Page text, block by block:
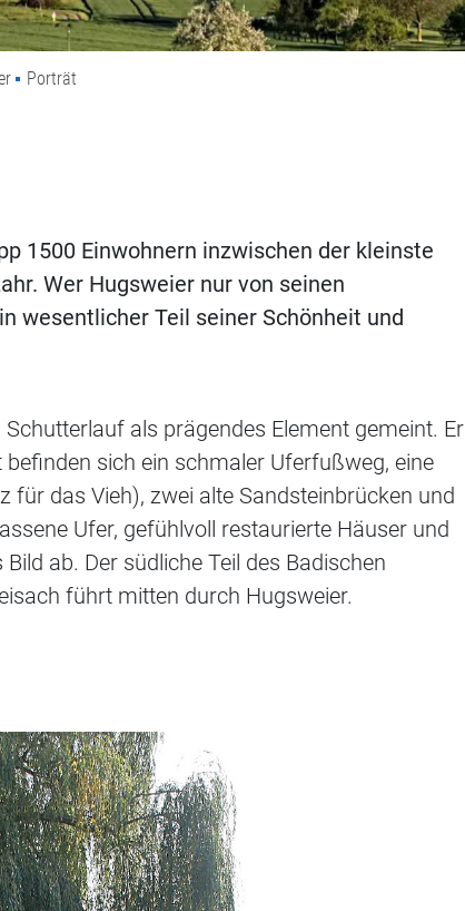
Porträt
1500 Einwohnern inzwischen der kleinste
Wer Hugsweier nur von seinen
wesentlicher Teil seiner Schönheit und
als prägendes Element gemeint. Er
sich ein schmaler Uferfußweg, eine
für das Vieh), zwei alte Sandsteinbrücken und
Ufer, gefühlvoll restaurierte Häuser und
ab. Der südliche Teil des Badischen
führt mitten durch Hugsweier.